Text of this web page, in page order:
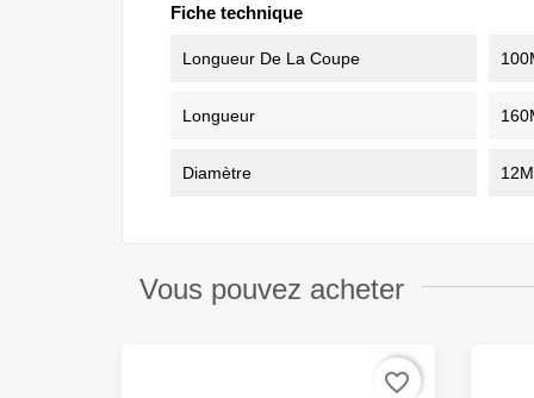
Fiche technique
Longueur De La Coupe
Longueur
Diamètre
Vous pouvez acheter
favorite_border